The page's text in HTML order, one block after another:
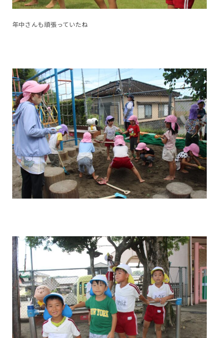
年中さんも頑張っていたね